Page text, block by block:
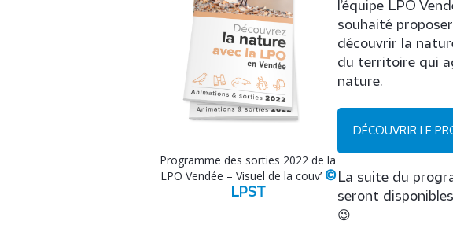
Programme des sorties 2022 de la
LPO Vendée – Visuel de la couv’ ©
LPST
l’équipe LPO
souhaité proposer
découvrir la
du territoire qui
nature.
DÉCOUVRIR LE
La suite du
seront
😉